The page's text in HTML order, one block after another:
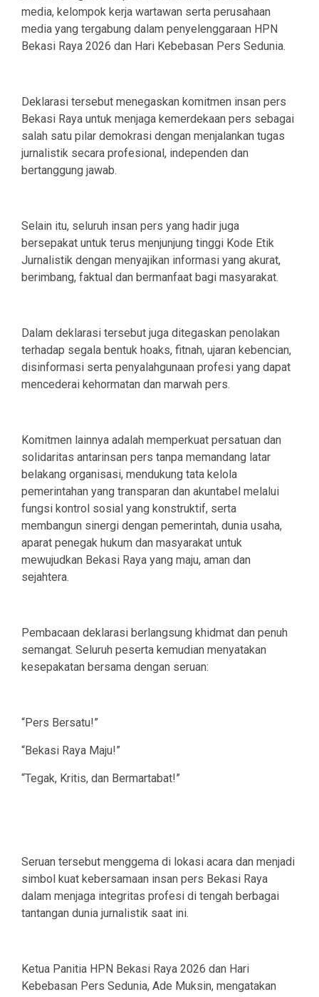
media, kelompok kerja wartawan serta perusahaan
media yang tergabung dalam penyelenggaraan HPN
Bekasi Raya 2026 dan Hari Kebebasan Pers Sedunia.
Deklarasi tersebut menegaskan komitmen insan pers
Bekasi Raya untuk menjaga kemerdekaan pers sebagai
salah satu pilar demokrasi dengan menjalankan tugas
jurnalistik secara profesional, independen dan
bertanggung jawab.
Selain itu, seluruh insan pers yang hadir juga
bersepakat untuk terus menjunjung tinggi Kode Etik
Jurnalistik dengan menyajikan informasi yang akurat,
berimbang, faktual dan bermanfaat bagi masyarakat.
Dalam deklarasi tersebut juga ditegaskan penolakan
terhadap segala bentuk hoaks, fitnah, ujaran kebencian,
disinformasi serta penyalahgunaan profesi yang dapat
mencederai kehormatan dan marwah pers.
Komitmen lainnya adalah memperkuat persatuan dan
solidaritas antarinsan pers tanpa memandang latar
belakang organisasi, mendukung tata kelola
pemerintahan yang transparan dan akuntabel melalui
fungsi kontrol sosial yang konstruktif, serta
membangun sinergi dengan pemerintah, dunia usaha,
aparat penegak hukum dan masyarakat untuk
mewujudkan Bekasi Raya yang maju, aman dan
sejahtera.
Pembacaan deklarasi berlangsung khidmat dan penuh
semangat. Seluruh peserta kemudian menyatakan
kesepakatan bersama dengan seruan:
“Pers Bersatu!”
“Bekasi Raya Maju!”
“Tegak, Kritis, dan Bermartabat!”
Seruan tersebut menggema di lokasi acara dan menjadi
simbol kuat kebersamaan insan pers Bekasi Raya
dalam menjaga integritas profesi di tengah berbagai
tantangan dunia jurnalistik saat ini.
Ketua Panitia HPN Bekasi Raya 2026 dan Hari
Kebebasan Pers Sedunia, Ade Muksin, mengatakan